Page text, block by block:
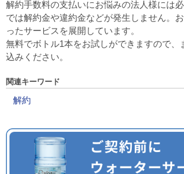
解約手数料の支払いにお悩みの法人様には
では解約金や違約金などが発生しません。
ったサービスを展開しています。
無料でボトル1本をお試しができますので、
込みください。
関連キーワード
解約